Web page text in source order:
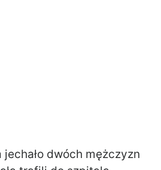
dwóch mężczyzn